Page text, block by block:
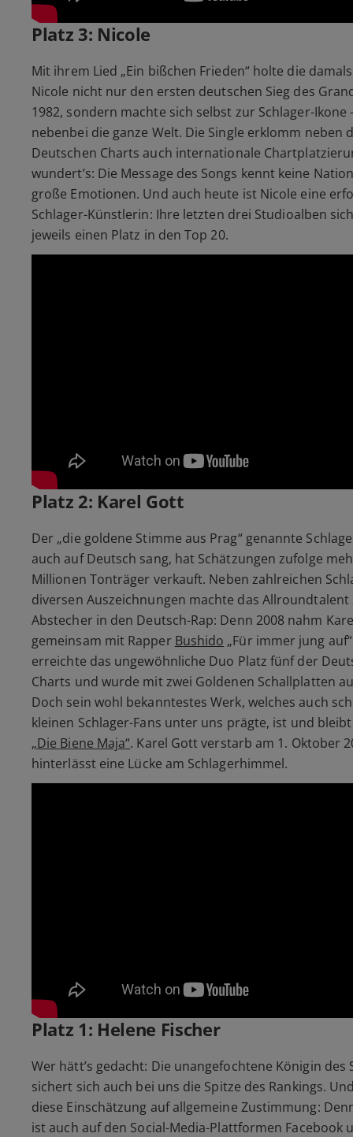
Platz 3: Nicole
Mit ihrem Lied „Ein bißchen Frieden“ holte die
Nicole nicht nur den ersten deutschen Sieg des
1982, sondern machte sich selbst zur Schlager-
nebenbei die ganze Welt. Die Single erklomm neben
Deutschen Charts auch internationale
wundert’s: Die Message des Songs kennt keine
große Emotionen. Und auch heute ist Nicole eine
Schlager-Künstlerin: Ihre letzten drei Studioalben
jeweils einen Platz in den Top 20.
Platz 2: Karel Gott
Der „die goldene Stimme aus Prag“ genannte
auch auf Deutsch sang, hat Schätzungen zufolge
Millionen Tonträger verkauft. Neben zahlreichen
diversen Auszeichnungen machte das
Abstecher in den Deutsch-Rap: Denn 2008 nahm
gemeinsam mit Rapper Bushido „Für immer jung
erreichte das ungewöhnliche Duo Platz fünf der
Charts und wurde mit zwei Goldenen Schallplatten
Doch sein wohl bekanntestes Werk, welches auch
kleinen Schlager-Fans unter uns prägte, ist und
„Die Biene Maja“. Karel Gott verstarb am 1. Oktober
hinterlässt eine Lücke am Schlagerhimmel.
Platz 1: Helene Fischer
Wer hätt’s gedacht: Die unangefochtene Königin des
sichert sich auch bei uns die Spitze des Rankings.
diese Einschätzung auf allgemeine Zustimmung:
ist auch auf den Social-Media-Plattformen Facebook